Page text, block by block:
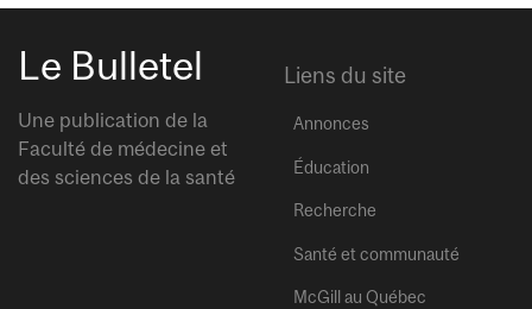
Le Bulletel
Une publication de la
Faculté de médecine et
des sciences de la santé
Liens du site
Annonces
Éducation
Recherche
Santé et communauté
McGill au Québec